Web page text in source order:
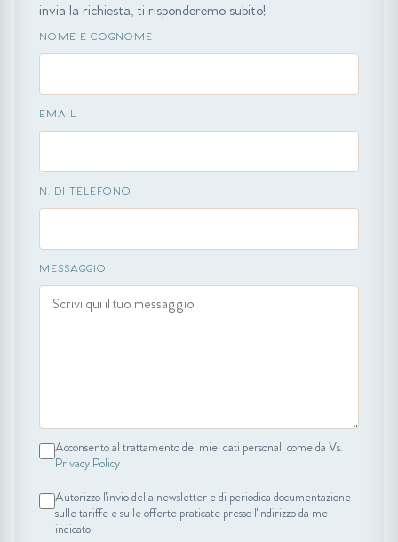
invia la richiesta, ti risponderemo subito!
NOME E COGNOME
EMAIL
N. DI TELEFONO
MESSAGGIO
Acconsento al trattamento dei miei dati personali come da Vs.
Privacy Policy
Autorizzo l'invio della newsletter e di periodica documentazione
sulle tariffe e sulle offerte praticate presso l'indirizzo da me
indicato